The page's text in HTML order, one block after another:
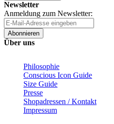
Newsletter
Anmeldung zum Newsletter:
Abonnieren
Über uns
Philosophie
Conscious Icon Guide
Size Guide
Presse
Shopadressen / Kontakt
Impressum